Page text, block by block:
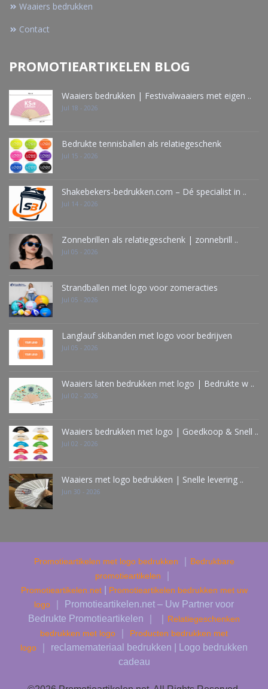
Waaiers bedrukken
Contact
PROMOTIEARTIKELEN BLOG
Waaiers bedrukken | Festivalwaaiers met eigen ..
Jul 18 - 2026
Bedrukte tennisballen als relatiegeschenk
Jul 15 - 2026
Shakebekers-bedrukken.com – Dé specialist in ..
Jul 14 - 2026
Zonnebrillen als relatiegeschenk | zonnebrill ..
Jul 05 - 2026
Strandballen met logo voor zomeracties
Jul 05 - 2026
Langlauf skibanden met logo voor bedrijven
Jul 05 - 2026
Waaiers laten bedrukken met logo | Bedrukte w ..
Jul 02 - 2026
Waaiers bedrukken met logo | Goedkoop & Snell ..
Jul 02 - 2026
Waaiers met logo bedrukken | Snelle levering ..
Jun 30 - 2026
Promotieartikelen met logo bedrukken
Bedrukbare
promotieartikelen
Promotieartikelen.net|
Promotieartikelen bedrukken met uw
logo ｜ Promotieartikelen.net – Uw Partner voor
Bedrukte Promotieartikelen ｜ ｜ Relatiegeschenken
bedrukken met logo
Producten bedrukken met
logo ｜ reclamemateriaal bedrukken | Logo bedrukken
cadeau